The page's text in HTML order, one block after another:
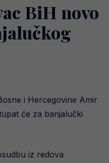
BiH novo
i Hercegovine Amir
će za banjalučki
iz redova